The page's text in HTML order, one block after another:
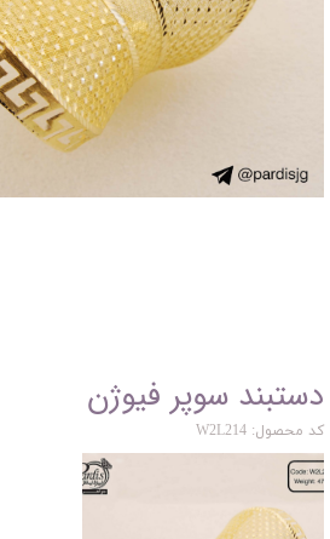
دستبند سوپر فیوژن
کد محصول: W2L214